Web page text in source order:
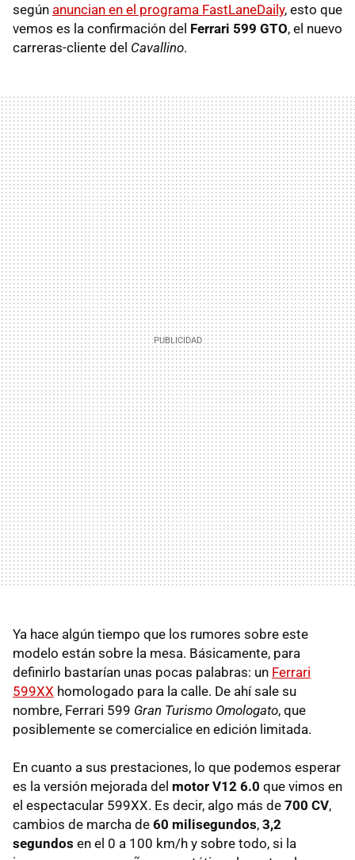
según anuncian en el programa FastLaneDaily, esto que
vemos es la confirmación del Ferrari 599 GTO, el nuevo
carreras-cliente del Cavallino.
Ya hace algún tiempo que los rumores sobre este
modelo están sobre la mesa. Básicamente, para
definirlo bastarían unas pocas palabras: un Ferrari
599XX homologado para la calle. De ahí sale su
nombre, Ferrari 599 Gran Turismo Omologato, que
posiblemente se comercialice en edición limitada.
En cuanto a sus prestaciones, lo que podemos esperar
es la versión mejorada del motor V12 6.0 que vimos en
el espectacular 599XX. Es decir, algo más de 700 CV,
cambios de marcha de 60 milisegundos, 3,2
segundos en el 0 a 100 km/h y sobre todo, si la